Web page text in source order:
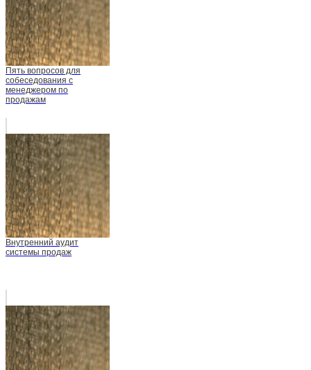
Пять вопросов для
собеседования с
менеджером по
продажам
Внутренний аудит
системы продаж